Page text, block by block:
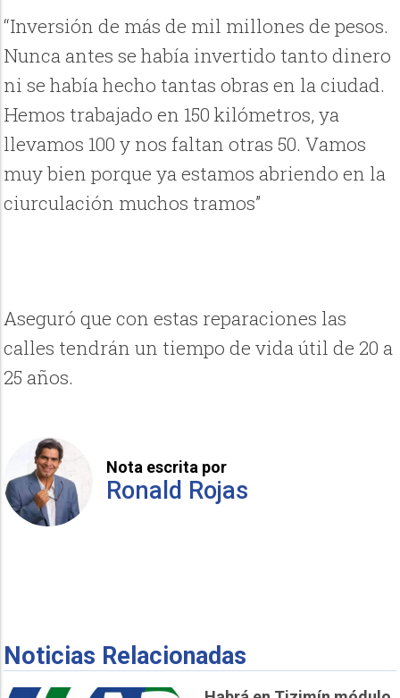
“Inversión de más de mil millones de pesos.
Nunca antes se había invertido tanto dinero
ni se había hecho tantas obras en la ciudad.
Hemos trabajado en 150 kilómetros, ya
llevamos 100 y nos faltan otras 50. Vamos
muy bien porque ya estamos abriendo en la
ciurculación muchos tramos”
Aseguró que con estas reparaciones las
calles tendrán un tiempo de vida útil de 20 a
25 años.
Nota escrita por
Ronald Rojas
Noticias Relacionadas